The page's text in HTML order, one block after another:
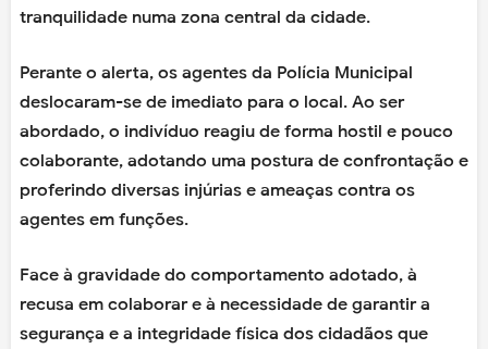
tranquilidade numa zona central da cidade.
Perante o alerta, os agentes da Polícia Municipal
deslocaram-se de imediato para o local. Ao ser
abordado, o indivíduo reagiu de forma hostil e pouco
colaborante, adotando uma postura de confrontação e
proferindo diversas injúrias e ameaças contra os
agentes em funções.
Face à gravidade do comportamento adotado, à
recusa em colaborar e à necessidade de garantir a
segurança e a integridade física dos cidadãos que